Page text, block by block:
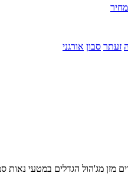
זעתר סבון אורגני
מזן מג'הול הגדלים במטעי